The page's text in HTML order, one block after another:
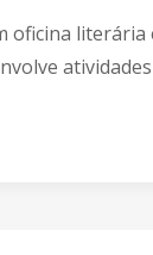
literária